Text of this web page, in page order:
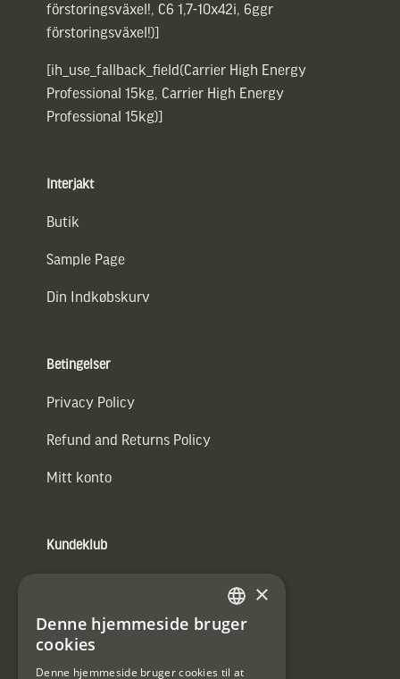
förstoringsväxel!, C6 1,7-10x42i, 6ggr
förstoringsväxel!)]
[ih_use_fallback_field(Carrier High Energy
Professional 15kg, Carrier High Energy
Professional 15kg)]
Interjakt
Butik
Sample Page
Din Indkøbskurv
Betingelser
Privacy Policy
Refund and Returns Policy
Mitt konto
Kundeklub
E-
post
SWEDISH
×
Denne hjemmeside bruger
cookies
Denne hjemmeside bruger cookies til at